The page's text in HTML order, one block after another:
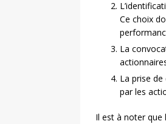
Ce choix
La
La prise
par les
Il est à noter que